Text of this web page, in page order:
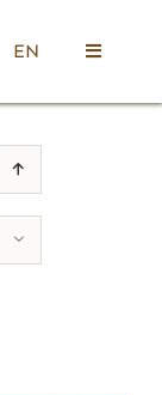
EN
Toggle